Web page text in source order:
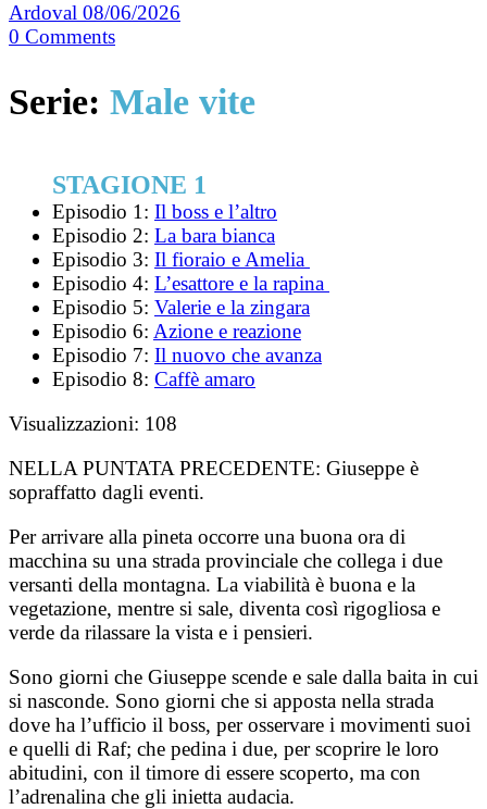
Ardoval 08/06/2026
0 Comments
Serie: Male vite
STAGIONE 1
Episodio 1: Il boss e l’altro
Episodio 2: La bara bianca
Episodio 3: Il fioraio e Amelia
Episodio 4: L’esattore e la rapina
Episodio 5: Valerie e la zingara
Episodio 6: Azione e reazione
Episodio 7: Il nuovo che avanza
Episodio 8: Caffè amaro
Visualizzazioni: 108
NELLA PUNTATA PRECEDENTE: Giuseppe è
sopraffatto dagli eventi.
Per arrivare alla pineta occorre una buona ora di
macchina su una strada provinciale che collega i due
versanti della montagna. La viabilità è buona e la
vegetazione, mentre si sale, diventa così rigogliosa e
verde da rilassare la vista e i pensieri.
Sono giorni che Giuseppe scende e sale dalla baita in cui
si nasconde. Sono giorni che si apposta nella strada
dove ha l’ufficio il boss, per osservare i movimenti suoi
e quelli di Raf; che pedina i due, per scoprire le loro
abitudini, con il timore di essere scoperto, ma con
l’adrenalina che gli inietta audacia.